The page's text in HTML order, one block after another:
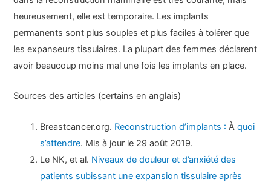
heureusement, elle est temporaire. Les implants
permanents sont plus souples et plus faciles à tolérer que
les expanseurs tissulaires. La plupart des femmes déclarent
avoir beaucoup moins mal une fois les implants en place.
Sources des articles (certains en anglais)
Breastcancer.org. Reconstruction d’implants : Àquoi
s’attendre. Mis à jour le 29 août 2019.
Le NK, et al. Niveaux de douleur et d’anxiété des
patients subissant une expansion tissulaire après